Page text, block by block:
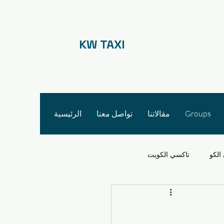
KW TAXI
الرئيسية تواصل معنا مقالاتنا Groups
تاكسي الكويت